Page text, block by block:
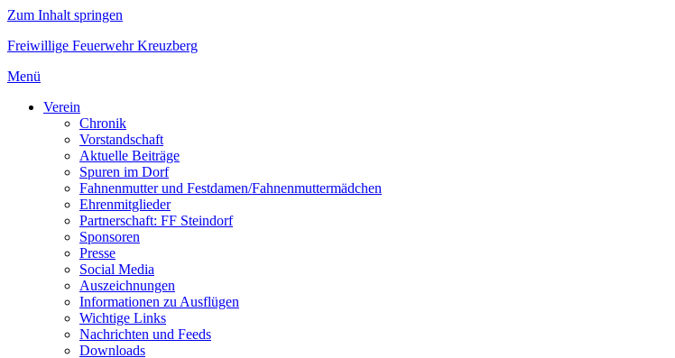
Zum Inhalt springen
Freiwillige Feuerwehr Kreuzberg
Menü
Verein
Chronik
Vorstandschaft
Aktuelle Beiträge
Spuren im Dorf
Fahnenmutter und Festdamen/Fahnenmuttermädchen
Ehrenmitglieder
Partnerschaft: FF Steindorf
Sponsoren
Presse
Social Media
Auszeichnungen
Informationen zu Ausflügen
Wichtige Links
Nachrichten und Feeds
Downloads